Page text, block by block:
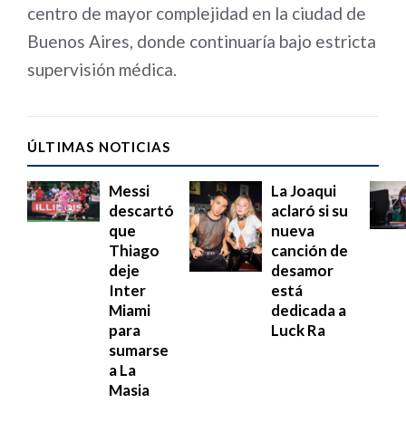
centro de mayor complejidad en la ciudad de
Buenos Aires, donde continuaría bajo estricta
supervisión médica.
ÚLTIMAS NOTICIAS
Messi
descartó
que
Thiago
deje
Inter
Miami
para
sumarse
a La
Masia
La Joaqui
aclaró si su
nueva
canción de
desamor
está
dedicada a
Luck Ra